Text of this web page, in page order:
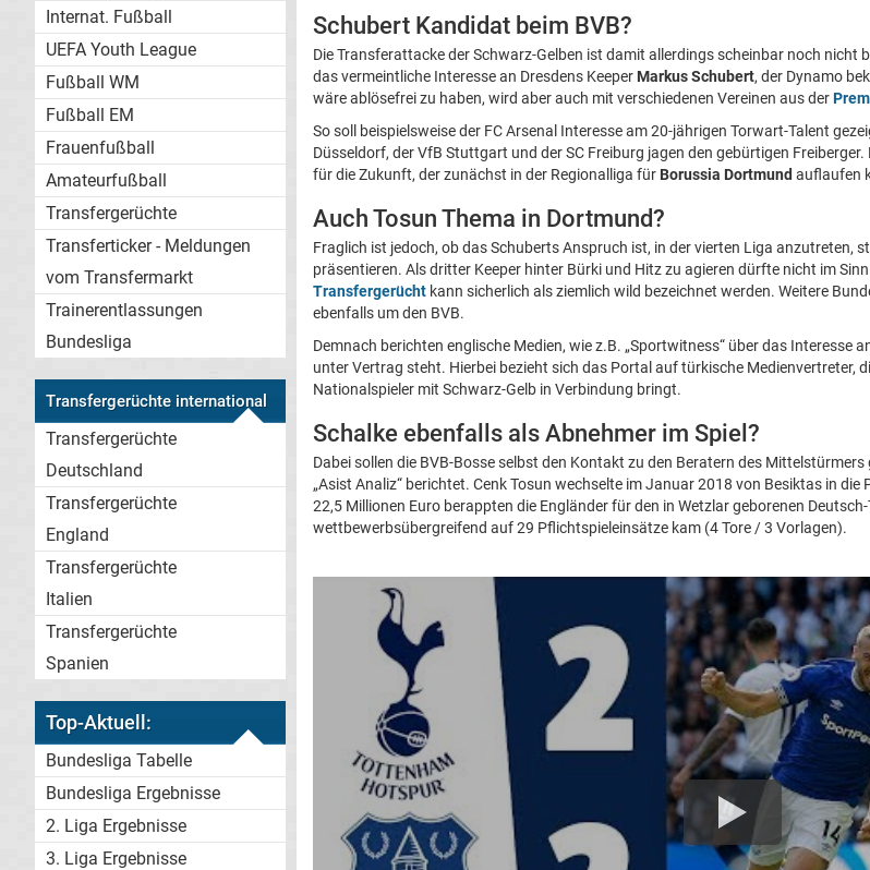
Internat. Fußball
UEFA Youth League
Fußball WM
Fußball EM
Frauenfußball
Amateurfußball
Transfergerüchte
Transferticker - Meldungen
vom Transfermarkt
Trainerentlassungen
Bundesliga
Transfergerüchte international
Transfergerüchte
Deutschland
Transfergerüchte
England
Transfergerüchte
Italien
Transfergerüchte
Spanien
Top-Aktuell:
Bundesliga Tabelle
Bundesliga Ergebnisse
2. Liga Ergebnisse
3. Liga Ergebnisse
Schubert Kandidat beim BVB?
Die Transferattacke der Schwarz-Gelben ist damit allerdings scheinbar noch nicht
das vermeintliche Interesse an Dresdens Keeper Markus Schubert, der Dynamo
wäre ablösefrei zu haben, wird aber auch mit verschiedenen Vereinen aus der
So soll beispielsweise der FC Arsenal Interesse am 20-jährigen Torwart-Talent
Düsseldorf, der VfB Stuttgart und der SC Freiburg jagen den gebürtigen
für die Zukunft, der zunächst in der Regionalliga für Borussia Dortmund auflaufen
Auch Tosun Thema in Dortmund?
Fraglich ist jedoch, ob das Schuberts Anspruch ist, in der vierten Liga anzutreten,
präsentieren. Als dritter Keeper hinter Bürki und Hitz zu agieren dürfte nicht im
Transfergerücht kann sicherlich als ziemlich wild bezeichnet werden. Weitere
ebenfalls um den BVB.
Demnach berichten englische Medien, wie z.B. „Sportwitness“ über das Interesse
unter Vertrag steht. Hierbei bezieht sich das Portal auf türkische Medienvertreter,
Nationalspieler mit Schwarz-Gelb in Verbindung bringt.
Schalke ebenfalls als Abnehmer im Spiel?
Dabei sollen die BVB-Bosse selbst den Kontakt zu den Beratern des
„Asist Analiz“ berichtet. Cenk Tosun wechselte im Januar 2018 von Besiktas in die
22,5 Millionen Euro berappten die Engländer für den in Wetzlar geborenen
wettbewerbsübergreifend auf 29 Pflichtspieleinsätze kam (4 Tore / 3 Vorlagen).